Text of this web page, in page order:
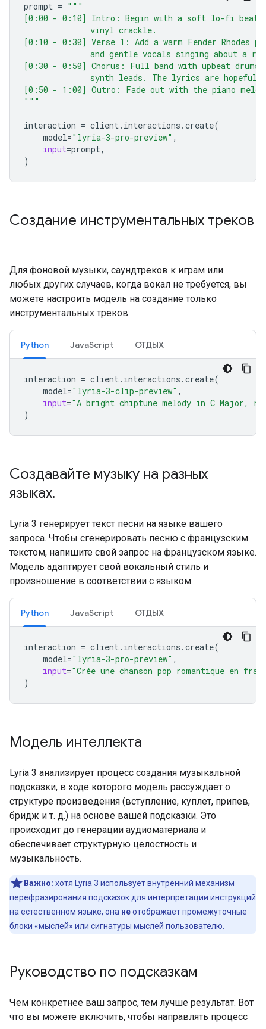
prompt = """
[0:00 - 0:10] Intro: Begin with a soft lo-fi beat
              vinyl crackle.
[0:10 - 0:30] Verse 1: Add a warm Fender Rhodes
and gentle vocals singing about a
[0:30 - 0:50] Chorus: Full band with upbeat drums
synth leads. The lyrics are hopeful
[0:50 - 1:00] Outro: Fade out with the piano
"""
interaction = client. interactions .create(
model="lyria-3-pro-preview" ,
input=prompt,
)
Создание инструментальных треков
Для фоновой музыки, саундтреков к играм или
любых других случаев, когда вокал не требуется, вы
можете настроить модель на создание только
инструментальных треков:
Python JavaScript ОТДЫХ
interaction = client. interactions .create(
model="lyria-3-clip-preview" ,
input="A bright chiptune melody in C Major,
)
Создавайте музыку на разных
языках.
Lyria 3 генерирует текст песни на языке вашего
запроса. Чтобы сгенерировать песню с французским
текстом, напишите свой запрос на французском языке.
Модель адаптирует свой вокальный стиль и
произношение в соответствии с языком.
Python JavaScript ОТДЫХ
interaction = client. interactions .create(
model="lyria-3-pro-preview" ,
input="Crée une chanson pop romantique en
)
Модель интеллекта
Lyria 3 анализирует процесс создания музыкальной
подсказки, в ходе которого модель рассуждает о
структуре произведения (вступление, куплет, припев,
бридж и т. д.) на основе вашей подсказки. Это
происходит до генерации аудиоматериала и
обеспечивает структурную целостность и
музыкальность.
Важно: хотя Lyria 3 использует внутренний механизм
перефразирования подсказок для интерпретации инструкций
на естественном языке, она неотображает промежуточные
блоки «мыслей» или сигнатуры мыслей пользователю.
Руководство по подсказкам
Чем конкретнее ваш запрос, тем лучше результат. Вот
что вы можете включить, чтобы направлять процесс